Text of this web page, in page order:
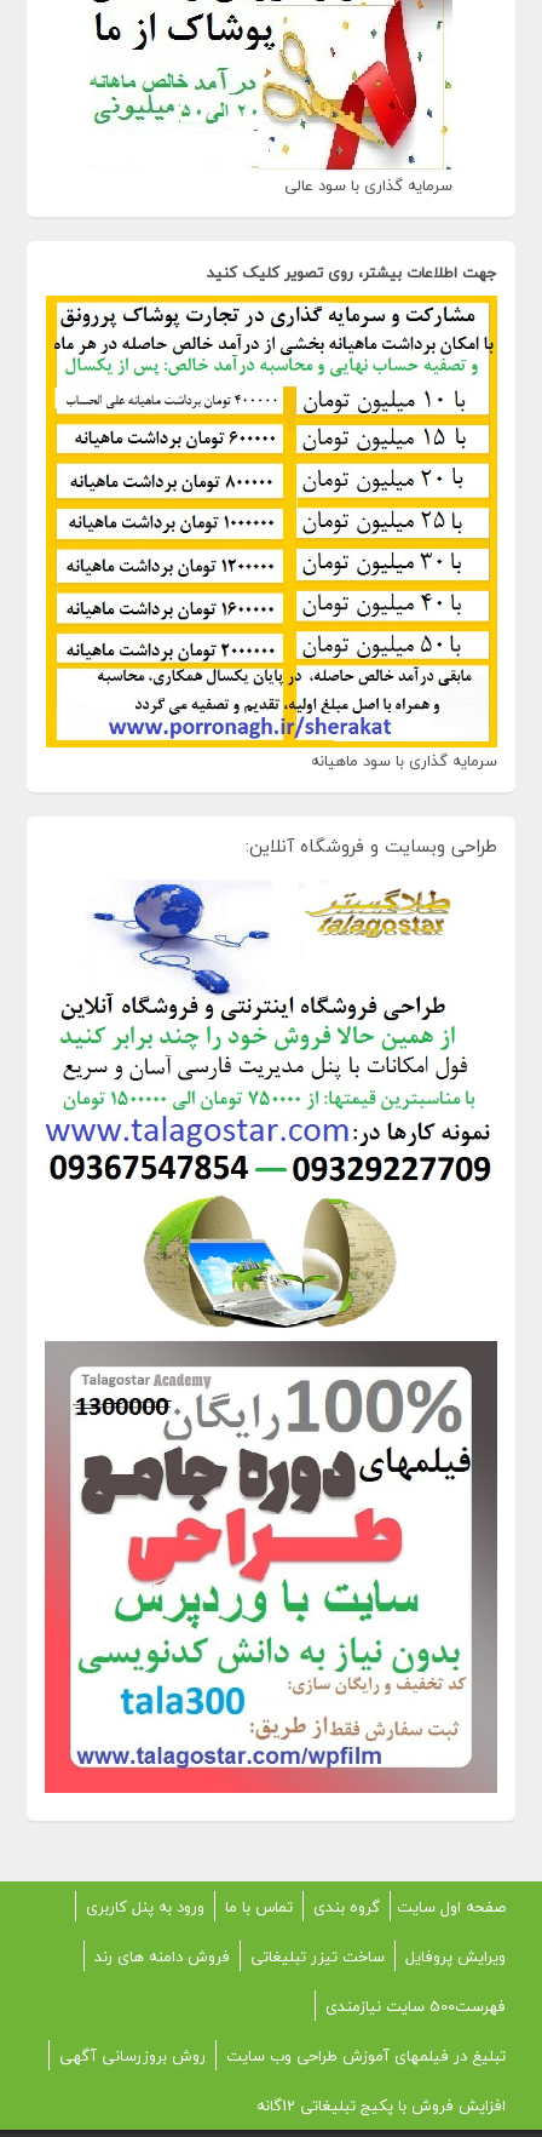
سرمایه گذاری با سود عالی
جهت اطلاعات بیشتر، روی تصویر کلیک کنید
سرمایه گذاری با سود ماهیانه
طراحی وبسایت و فروشگاه آنلاین:
صفحه اول سایت گروه بندی تماس با ما
ورود به پنل کاربری
ویرایش پروفایل
ساخت تیزر تبلیغاتی
فروش دامنه های رند
فهرست500 سایت نیازمندی
تبلیغ در فیلمهای آموزش طراحی وب سایت
روش بروزرسانی آگهی
افزایش فروش با پکیج تبلیغاتی 12گانه